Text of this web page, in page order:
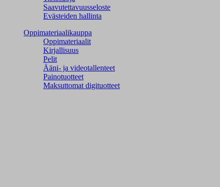
Saavutettavuusseloste
Evästeiden hallinta
Oppimateriaalikauppa
Oppimateriaalit
Kirjallisuus
Pelit
Ääni- ja videotallenteet
Painotuotteet
Maksuttomat digituotteet